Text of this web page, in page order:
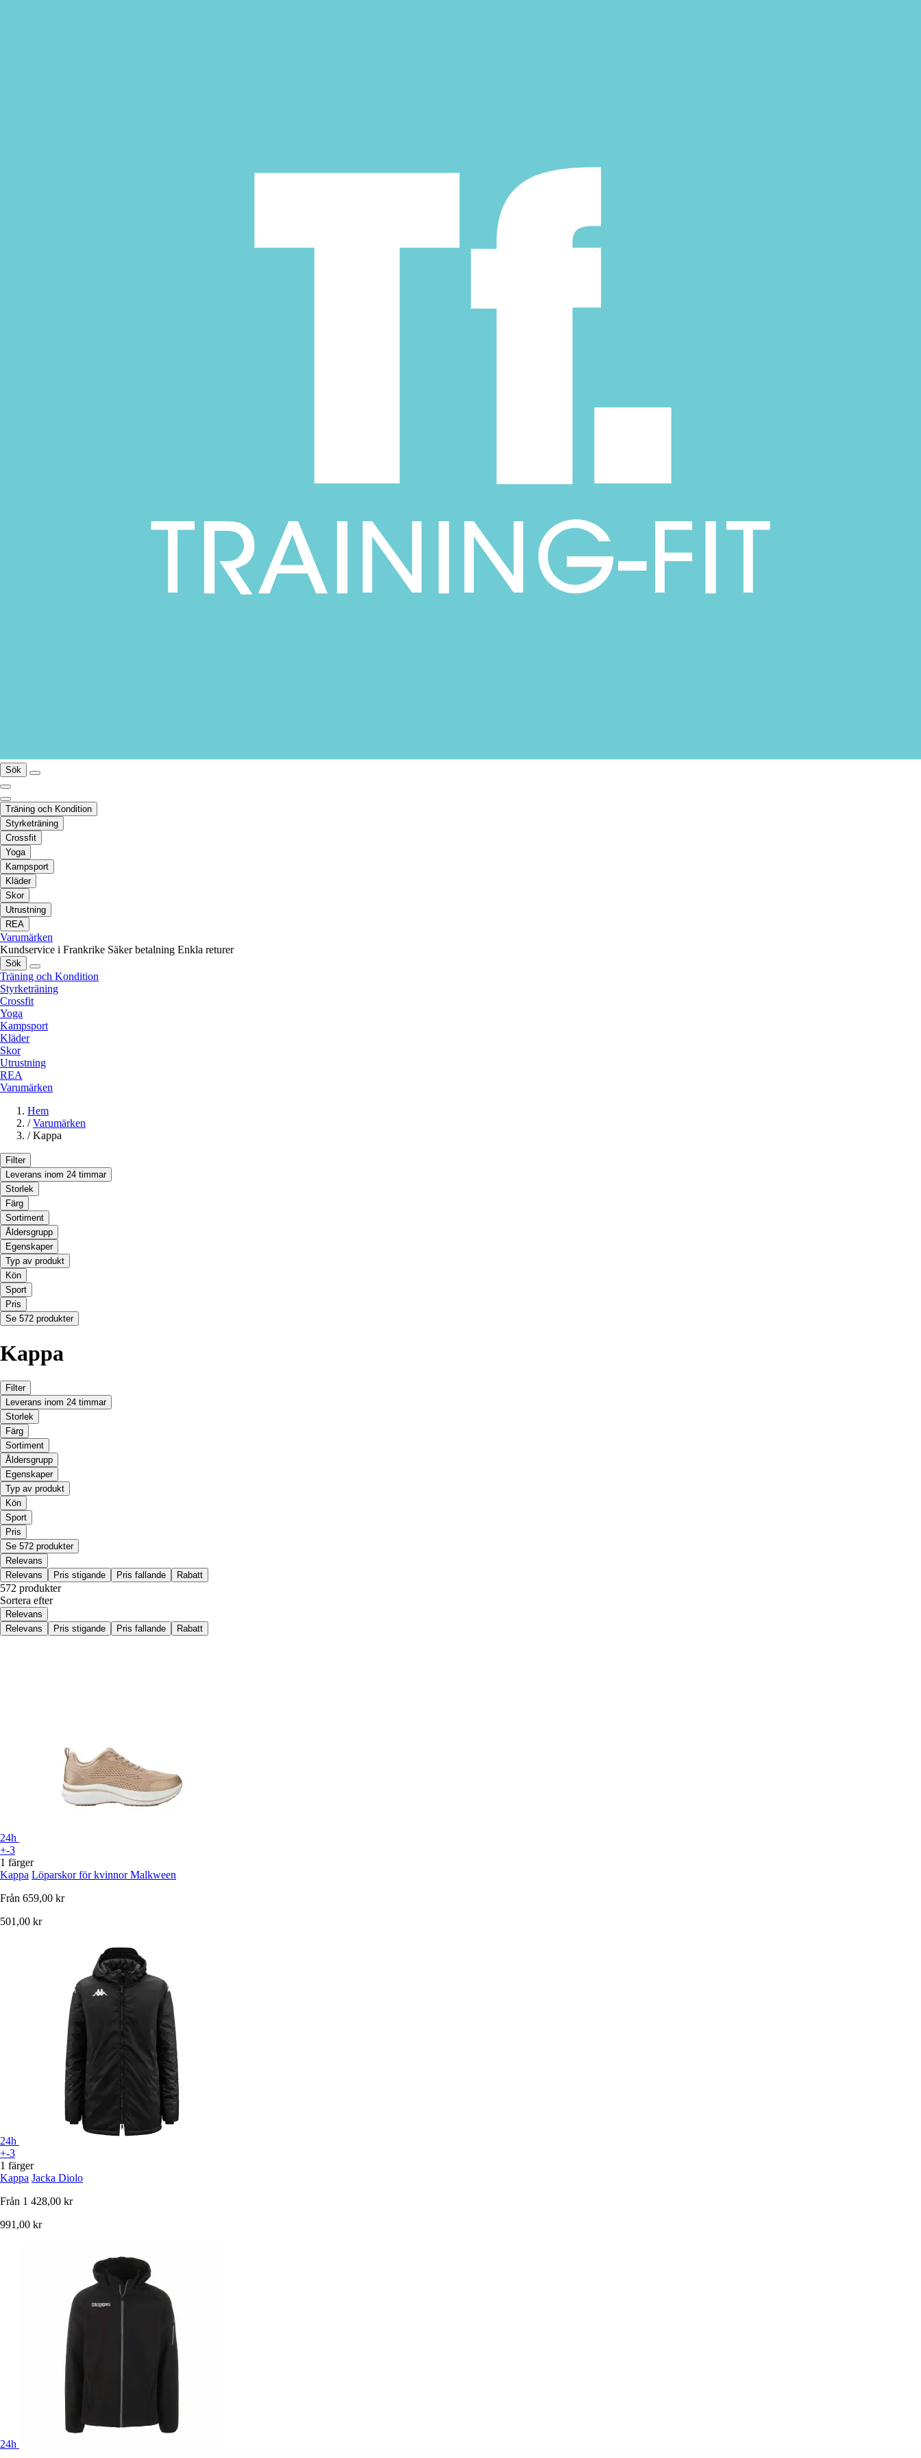
Sök
Träning och Kondition
Styrketräning
Crossfit
Yoga
Kampsport
Kläder
Skor
Utrustning
REA
Varumärken
Kundservice i Frankrike Säker betalning Enkla returer
Sök
Träning och Kondition
Styrketräning
Crossfit
Yoga
Kampsport
Kläder
Skor
Utrustning
REA
Varumärken
Hem
/ Varumärken
/ Kappa
Filter
Leverans inom 24 timmar
Storlek
Färg
Sortiment
Åldersgrupp
Egenskaper
Typ av produkt
Kön
Sport
Pris
Se 572 produkter
Kappa
Filter
Leverans inom 24 timmar
Storlek
Färg
Sortiment
Åldersgrupp
Egenskaper
Typ av produkt
Kön
Sport
Pris
Se 572 produkter
Relevans
Relevans
Pris stigande Pris fallande Rabatt
572 produkter
Sortera efter
Relevans
Relevans
Pris stigande Pris fallande Rabatt
24h
+-3
1 färger
Kappa Löparskor för kvinnor Malkween
Från 659,00 kr
501,00 kr
24h
+-3
1 färger
Kappa Jacka Diolo
Från 1 428,00 kr
991,00 kr
24h